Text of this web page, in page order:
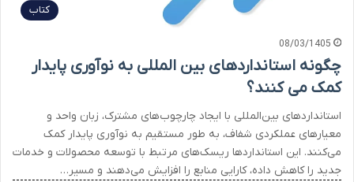
کتاب
08/03/1405
چگونه استانداردهای بین المللی به نوآوری پایدار
کمک می کنند؟
استانداردهای بین‌المللی با ایجاد چارچوب‌های مشترک، زبان واحد و
معیارهای عملکردی شفاف، به طور مستقیم به نوآوری پایدار کمک
می‌کنند. این استانداردها ریسک‌های مرتبط با توسعه محصولات و خدمات
جدید را کاهش داده، کارایی منابع را افزایش می‌دهند و مسیر…